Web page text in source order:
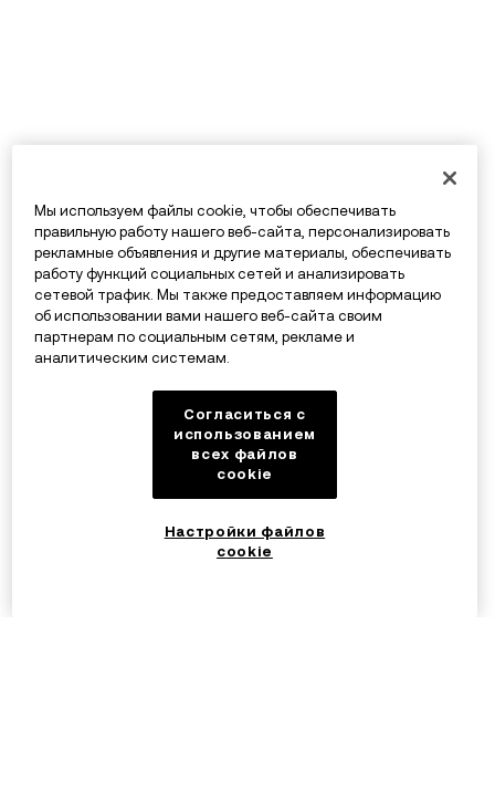
Мы используем файлы cookie, чтобы обеспечивать
правильную работу нашего веб-сайта, персонализировать
рекламные объявления и другие материалы, обеспечивать
работу функций социальных сетей и анализировать
сетевой трафик. Мы также предоставляем информацию
об использовании вами нашего веб-сайта своим
партнерам по социальным сетям, рекламе и
аналитическим системам.
Согласиться с
использованием
всех файлов
cookie
Настройки файлов
cookie